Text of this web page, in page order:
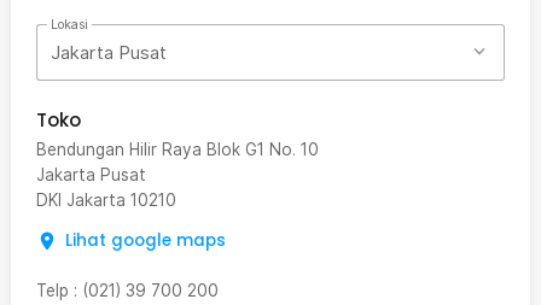
Lokasi
Jakarta Pusat
Toko
Bendungan Hilir Raya Blok G1 No. 10
Jakarta Pusat
DKI Jakarta 10210
Lihat google maps
Telp : (021) 39 700 200